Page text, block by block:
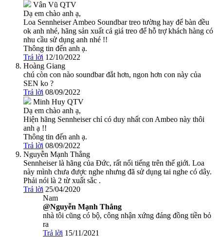
Vân Vũ QTV
Dạ em chào anh ạ,
Loa Sennheiser Ambeo Soundbar treo tường hay để bàn đều
ok anh nhé, hãng sản xuất cả giá treo để hỗ trợ khách hàng có
nhu cầu sử dụng anh nhé !!
Thông tin đến anh ạ.
Trả lời 12/10/2022
Hoàng Giang
chú còn con nào soundbar đắt hơn, ngon hơn con này của
SEN ko ?
Trả lời 08/09/2022
Minh Huy QTV
Dạ em chào anh ạ,
Hiện hãng Sennheiser chỉ có duy nhất con Ambeo này thôi
anh ạ !!
Thông tin đến anh ạ.
Trả lời 08/09/2022
Nguyễn Mạnh Thắng
Sennheiser là hãng của Đức, rất nổi tiếng trên thế giới. Loa
này mình chưa được nghe nhưng đã sử dụng tai nghe có dây.
Phải nói là 2 từ xuất sắc .
Trả lời 25/04/2020
Nam
@Nguyễn Mạnh Thắng
nhà tôi cũng có bộ, công nhận xứng đáng đồng tiền bỏ
ra
Trả lời 15/11/2021